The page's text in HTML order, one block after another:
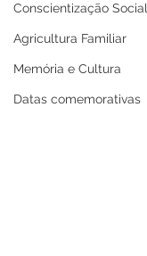
Conscientização Social
Agricultura Familiar
Memória e Cultura
Datas comemorativas